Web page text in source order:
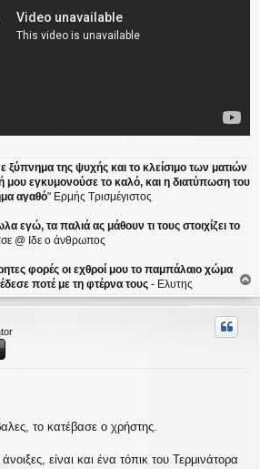
ξύπνημα της ψυχής και το κλείσιμο των ματιών
μου εγκυμονούσε το καλό, και η διατύπωση του
αγαθό" Ερμής Τρισμέγιστος
εγώ, τα παλιά ας μάθουν τι τους στοιχίζει το
@ Ιδε ο άνθρωπος
φορές οι εχθροί μου το παμπάλαιο χώμα
ποτέ με τη φτέρνα τους - Ελυτης
ο
ρ
το κατέβασε ο χρήστης.
είναι και ένα τόπικ του Τερμινάτορα